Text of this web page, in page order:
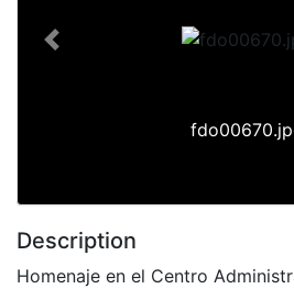
Previous
Description
Homenaje en el Centro